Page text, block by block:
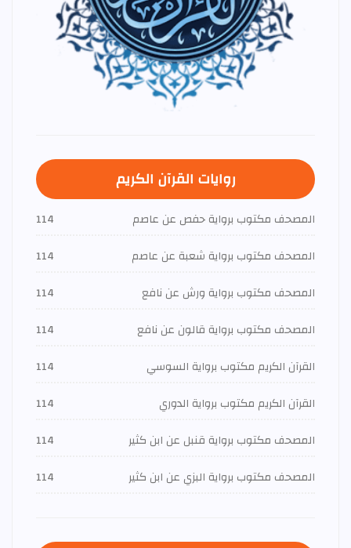
روايات القرآن الكريم
المصحف مكتوب برواية حفص عن عاصم
114
المصحف مكتوب برواية شعبة عن عاصم
114
المصحف مكتوب برواية ورش عن نافع
114
المصحف مكتوب برواية قالون عن نافع
114
القرآن الكريم مكتوب برواية السوسي
114
القرآن الكريم مكتوب برواية الدوري
114
المصحف مكتوب برواية قنبل عن ابن كثير
114
المصحف مكتوب برواية البزي عن ابن كثير
114